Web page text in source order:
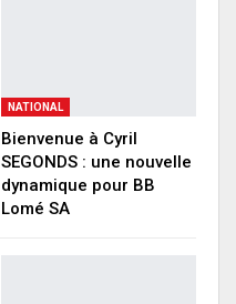
NATIONAL
Bienvenue à Cyril
SEGONDS : une nouvelle
dynamique pour BB
Lomé SA